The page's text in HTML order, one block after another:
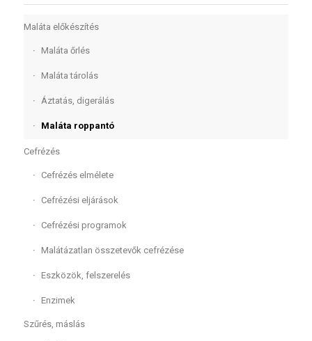
Maláta előkészítés
Maláta őrlés
Maláta tárolás
Áztatás, digerálás
Maláta roppantó
Cefrézés
Cefrézés elmélete
Cefrézési eljárások
Cefrézési programok
Malátázatlan összetevők cefrézése
Eszközök, felszerelés
Enzimek
Szűrés, máslás